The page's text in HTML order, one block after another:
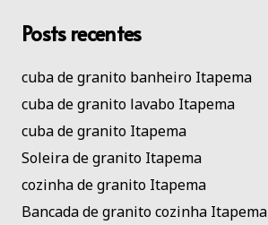
Posts recentes
cuba de granito banheiro Itapema
cuba de granito lavabo Itapema
cuba de granito Itapema
Soleira de granito Itapema
cozinha de granito Itapema
Bancada de granito cozinha Itapema